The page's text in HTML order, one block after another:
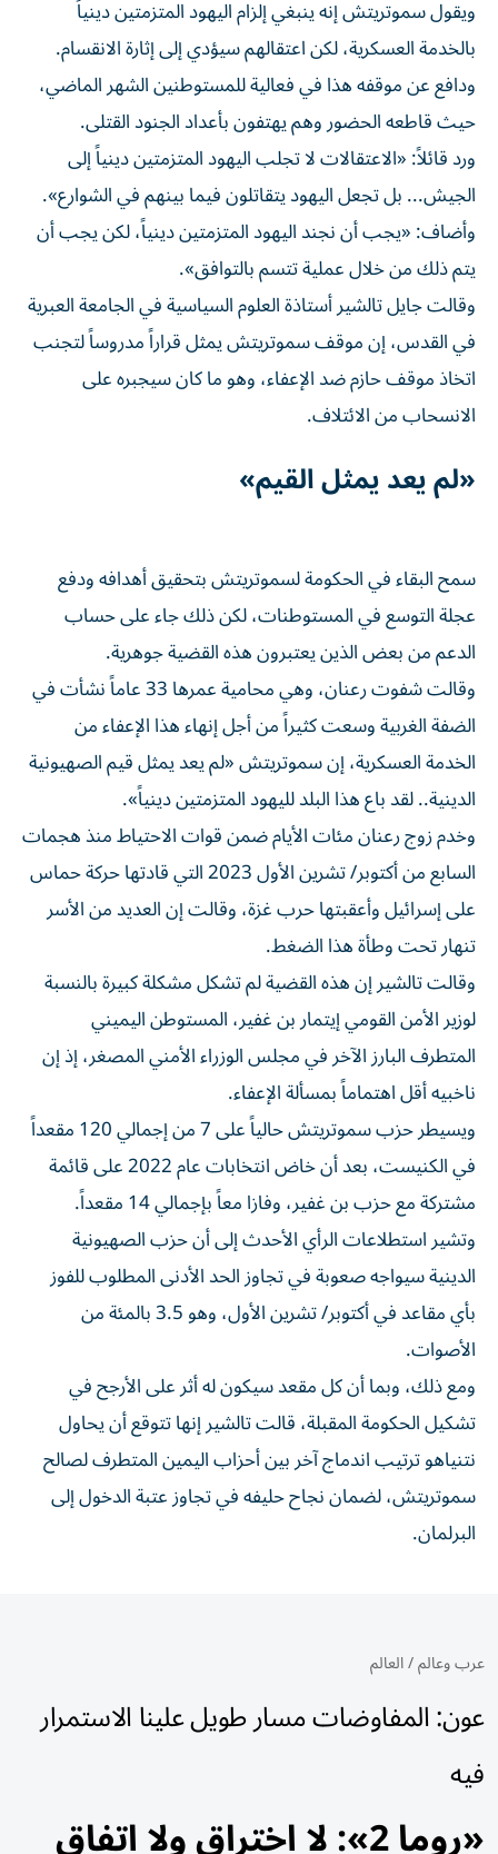
ويقول سموتريتش إنه ينبغي إلزام اليهود المتزمتين دينياً
بالخدمة العسكرية، لكن اعتقالهم سيؤدي إلى إثارة الانقسام.
ودافع عن موقفه هذا في فعالية للمستوطنين الشهر الماضي،
حيث قاطعه الحضور وهم يهتفون بأعداد الجنود القتلى.
ورد قائلاً: «الاعتقالات لا تجلب اليهود المتزمتين دينياً إلى
الجيش... بل تجعل اليهود يتقاتلون فيما ​بينهم في الشوارع».
وأضاف: «يجب ‌أن نجند اليهود المتزمتين دينياً، لكن يجب أن
يتم ذلك من خلال عملية تتسم بالتوافق».
وقالت جايل تالشير أستاذة العلوم السياسية في الجامعة العبرية
في القدس، إن موقف ‌سموتريتش يمثل قراراً مدروساً لتجنب
اتخاذ موقف حازم ضد الإعفاء، وهو ما كان سيجبره على
الانسحاب من الائتلاف.
«لم يعد يمثل القيم»
سمح البقاء في الحكومة لسموتريتش بتحقيق أهدافه ودفع
عجلة التوسع في المستوطنات، لكن ذلك جاء على حساب
الدعم من بعض الذين يعتبرون هذه القضية جوهرية.
وقالت شفوت رعنان، وهي محامية عمرها 33 عاماً نشأت في
الضفة الغربية وسعت كثيراً من أجل إنهاء هذا الإعفاء ‌من
الخدمة العسكرية، إن سموتريتش «لم ‌يعد يمثل قيم الصهيونية
الدينية.. لقد باع هذا البلد لليهود المتزمتين دينياً».
وخدم زوج رعنان ⁠مئات الأيام ضمن قوات الاحتياط منذ هجمات
السابع من أكتوبر/ تشرين الأول 2023 التي قادتها حركة حماس
على إسرائيل وأعقبتها حرب غزة، ‌وقالت إن العديد من الأسر
تنهار تحت وطأة هذا الضغط.
وقالت تالشير إن هذه القضية لم تشكل مشكلة كبيرة بالنسبة
لوزير الأمن القومي إيتمار بن غفير، المستوطن اليميني
المتطرف البارز الآخر في مجلس الوزراء الأمني المصغر، إذ إن
ناخبيه أقل اهتماماً بمسألة الإعفاء.
ويسيطر حزب سموتريتش حالياً على 7 من إجمالي 120 مقعداً
في الكنيست، ⁠بعد أن خاض انتخابات عام 2022 على قائمة
مشتركة مع حزب بن غفير، وفازا معاً بإجمالي 14 مقعداً.
وتشير استطلاعات الرأي الأحدث إلى أن حزب الصهيونية
الدينية سيواجه ​صعوبة في تجاوز الحد الأدنى المطلوب للفوز
بأي مقاعد في أكتوبر/ تشرين الأول، وهو 3.5 بالمئة من
الأصوات.
ومع ذلك، وبما أن كل مقعد سيكون له أثر على الأرجح في
تشكيل الحكومة المقبلة، قالت تالشير إنها تتوقع أن يحاول
نتنياهو ترتيب اندماج آخر بين أحزاب اليمين المتطرف لصالح
سموتريتش، لضمان ⁠نجاح حليفه في تجاوز عتبة الدخول إلى
البرلمان.
عرب وعالم/العالم
عون: المفاوضات مسار طويل علينا الاستمرار
فيه